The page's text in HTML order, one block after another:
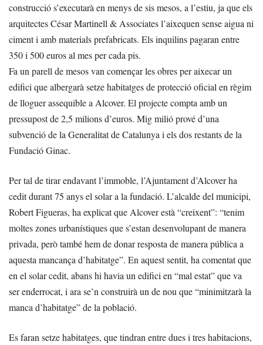
construcció s’executarà en menys de sis mesos, a l’estiu, ja que els
arquitectes César Martinell & Associates l’aixequen sense aigua ni
ciment i amb materials prefabricats. Els inquilins pagaran entre
350 i 500 euros al mes per cada pis.
Fa un parell de mesos van començar les obres per aixecar un
edifici que albergarà setze habitatges de protecció oficial en règim
de lloguer assequible a Alcover. El projecte compta amb un
pressupost de 2,5 milions d’euros. Mig milió prové d’una
subvenció de la Generalitat de Catalunya i els dos restants de la
Fundació Ginac.
Per tal de tirar endavant l’immoble, l’Ajuntament d’Alcover ha
cedit durant 75 anys el solar a la fundació. L’alcalde del municipi,
Robert Figueras, ha explicat que Alcover està “creixent”: “tenim
moltes zones urbanístiques que s’estan desenvolupant de manera
privada, però també hem de donar resposta de manera pública a
aquesta mancança d’habitatge”. En aquest sentit, ha comentat que
en el solar cedit, abans hi havia un edifici en “mal estat” que va
ser enderrocat, i ara se’n construirà un de nou que “minimitzarà la
manca d’habitatge” de la població.
Es faran setze habitatges, que tindran entre dues i tres habitacions,